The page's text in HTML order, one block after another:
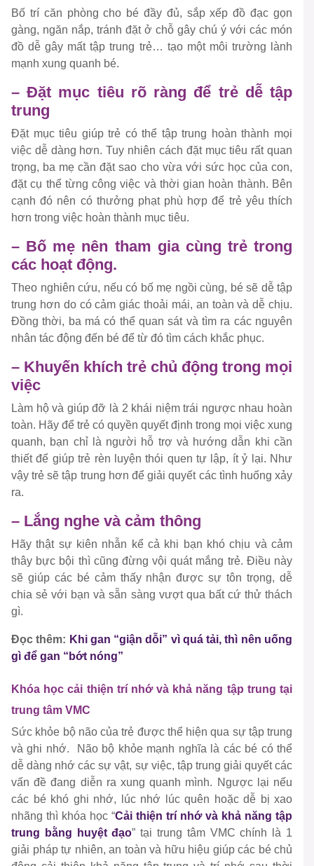
Bố trí căn phòng cho bé đầy đủ, sắp xếp đồ đạc gọn
gàng, ngăn nắp, tránh đặt ở chỗ gây chú ý với các món
đồ dễ gây mất tập trung trẻ… tạo một môi trường lành
mạnh xung quanh bé.
– Đặt mục tiêu rõ ràng để trẻ dễ tập
trung
Đặt mục tiêu giúp trẻ có thể tập trung hoàn thành mọi
việc dễ dàng hơn. Tuy nhiên cách đặt mục tiêu rất quan
trọng, ba mẹ cần đặt sao cho vừa với sức học của con,
đặt cụ thể từng công việc và thời gian hoàn thành. Bên
cạnh đó nên có thưởng phạt phù hợp để trẻ yêu thích
hơn trong việc hoàn thành mục tiêu.
– Bố mẹ nên tham gia cùng trẻ trong
các hoạt động.
Theo nghiên cứu, nếu có bố mẹ ngồi cùng, bé sẽ dễ tập
trung hơn do có cảm giác thoải mái, an toàn và dễ chịu.
Đồng thời, ba má có thể quan sát và tìm ra các nguyên
nhân tác động đến bé để từ đó tìm cách khắc phục.
– Khuyến khích trẻ chủ động trong mọi
việc
Làm hộ và giúp đỡ là 2 khái niệm trái ngược nhau hoàn
toàn. Hãy để trẻ có quyền quyết định trong mọi việc xung
quanh, bạn chỉ là người hỗ trợ và hướng dẫn khi cần
thiết để giúp trẻ rèn luyện thói quen tự lập, ít ỷ lại. Như
vậy trẻ sẽ tập trung hơn để giải quyết các tình huống xảy
ra.
– Lắng nghe và cảm thông
Hãy thật sự kiên nhẫn kể cả khi bạn khó chịu và cảm
thây bực bội thì cũng đừng vội quát mắng trẻ. Điều này
sẽ giúp các bé cảm thấy nhận được sự tôn trọng, dễ
chia sẻ với bạn và sẵn sàng vượt qua bất cứ thử thách
gì.
Đọc thêm: Khi gan “giận dỗi” vì quá tải, thì nên uống
gì để gan “bớt nóng”
Khóa học cải thiện trí nhớ và khả năng tập trung tại
trung tâm VMC
Sức khỏe bộ não của trẻ được thể hiện qua sự tập trung
và ghi nhớ. Não bộ khỏe mạnh nghĩa là các bé có thể
dễ dàng nhớ các sự vật, sự việc, tập trung giải quyết các
vấn đề đang diễn ra xung quanh mình. Ngược lại nếu
các bé khó ghi nhớ, lúc nhớ lúc quên hoặc dễ bị xao
nhãng thì khóa học “Cải thiện trí nhớ và khả năng tập
trung bằng huyệt đạo” tại trung tâm VMC chính là 1
giải pháp tự nhiên, an toàn và hữu hiệu giúp các bé chủ